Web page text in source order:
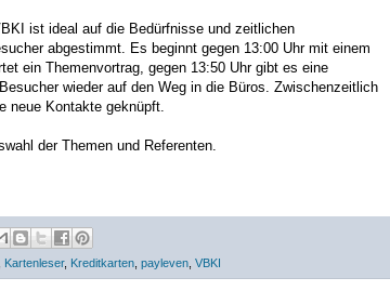
ist ideal auf die Bedürfnisse und zeitlichen
abgestimmt. Es beginnt gegen 13:00 Uhr mit einem
ein Themenvortrag, gegen 13:50 Uhr gibt es eine
wieder auf den Weg in die Büros. Zwischenzeitlich
neue Kontakte geknüpft.
der Themen und Referenten.
Kartenleser, Kreditkarten payleven VBKI